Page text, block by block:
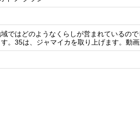
ではどのようなくらしが営まれているの
。35は、ジャマイカを取り上げます。動